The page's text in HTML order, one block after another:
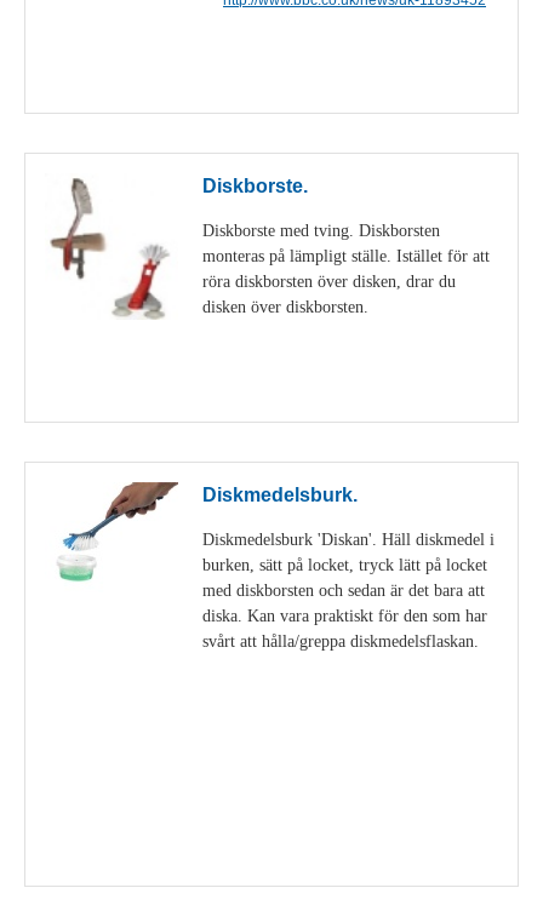
Diskborste.
Diskborste med tving. Diskborsten
monteras på lämpligt ställe. Istället för att
röra diskborsten över disken, drar du
disken över diskborsten.
Diskmedelsburk.
Diskmedelsburk 'Diskan'. Häll diskmedel i
burken, sätt på locket, tryck lätt på locket
med diskborsten och sedan är det bara att
diska. Kan vara praktiskt för den som har
svårt att hålla/greppa diskmedelsflaskan.